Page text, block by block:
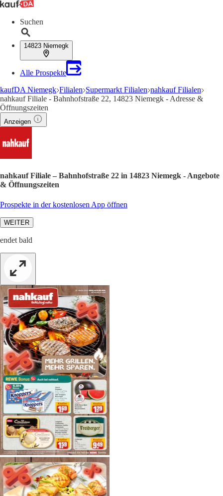
Suchen
14823 Niemegk
Alle Prospekte
kaufDA Niemegk Filialen Supermarkt Filialen nahkauf Filialen
nahkauf Filiale - Bahnhofstraße 22, 14823 Niemegk - Adresse &
Öffnungszeiten
Anzeigen
nahkauf Filiale – Bahnhofstraße 22 in 14823 Niemegk - Angebote
& Öffnungszeiten
Prospekte in der kostenlosen App öffnen
WEITER
endet bald